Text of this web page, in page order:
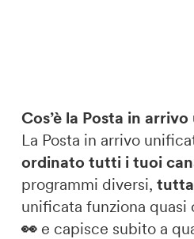
Cos’è la Posta in
La Posta in arrivo
ordinato tutti i tuoi
programmi diversi, tutta
unificata funziona quasi
👀e capisce subito a